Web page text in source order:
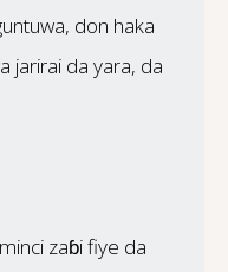
don haka
jarirai da yara, da
zaɓi fiye da